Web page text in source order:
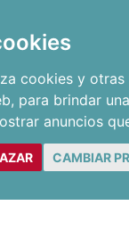
cookies y
, para brindar
anuncios
CAMBIAR